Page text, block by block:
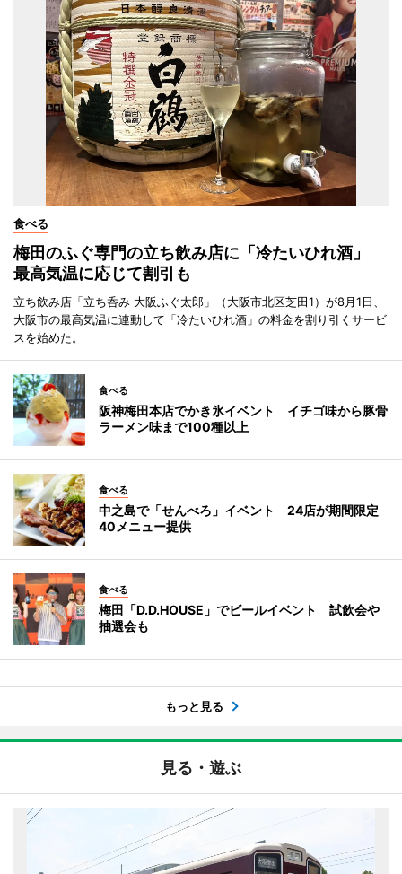
食べる
梅田のふぐ専門の立ち飲み店に「冷たいひれ酒」
最高気温に応じて割引も
立ち飲み店「立ち呑み 大阪ふぐ太郎」（大阪市北区芝田1）が8月1日、
大阪市の最高気温に連動して「冷たいひれ酒」の料金を割り引くサービ
スを始めた。
食べる
阪神梅田本店でかき氷イベント イチゴ味から豚骨
ラーメン味まで100種以上
食べる
中之島で「せんべろ」イベント 24店が期間限定
40メニュー提供
食べる
梅田「D.D.HOUSE」でビールイベント 試飲会や
抽選会も
もっと見る
見る・遊ぶ